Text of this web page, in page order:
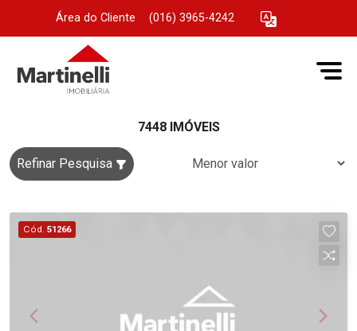
Área do Cliente (016) 3965-4242
7448 IMÓVEIS
Refinar Pesquisa
Cód. 51266